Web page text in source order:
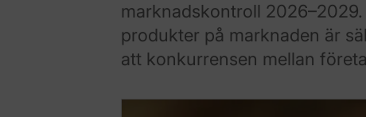
marknadskontroll
produkter på marknaden är
att konkurrensen mellan